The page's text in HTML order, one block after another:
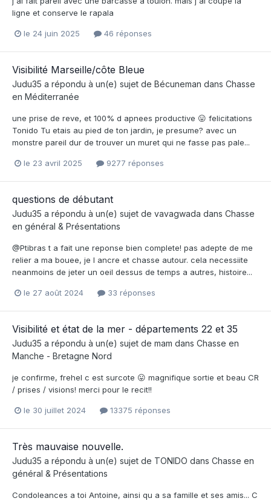
ligne et conserve le rapala
le 24 juin 2025 46 réponses
Visibilité Marseille/côte Bleue
Judu35 a répondu à un(e) sujet de Bécuneman dans Chasse
en Méditerranée
une prise de reve, et 100% d apnees productive 😛 felicitations
Tonido Tu etais au pied de ton jardin, je presume? avec un
monstre pareil dur de trouver un muret qui ne fasse pas pale...
le 23 avril 2025 9277 réponses
questions de débutant
Judu35 a répondu à un(e) sujet de vavagwada dans Chasse
en général & Présentations
@Ptibras t a fait une reponse bien complete! pas adepte de me
relier a ma bouee, je l ancre et chasse autour. cela necessiite
neanmoins de jeter un oeil dessus de temps a autres, histoire...
le 27 août 2024 33 réponses
Visibilité et état de la mer - départements 22 et 35
Judu35 a répondu à un(e) sujet de mam dans Chasse en
Manche - Bretagne Nord
je confirme, frehel c est surcote 😛 magnifique sortie et beau CR
/ prises / visions! merci pour le recit!!
le 30 juillet 2024 13375 réponses
Très mauvaise nouvelle.
Judu35 a répondu à un(e) sujet de TONIDO dans Chasse en
général & Présentations
Condoleances a toi Antoine, ainsi qu a sa famille et ses amis... C